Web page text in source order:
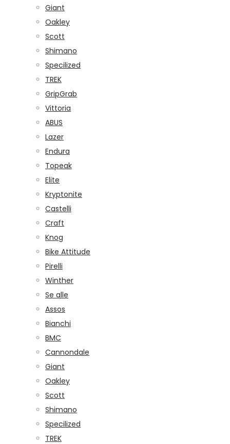
Giant
Oakley
Scott
Shimano
Specilized
TREK
GripGrab
Vittoria
ABUS
Lazer
Endura
Topeak
Elite
Kryptonite
Castelli
Craft
Knog
Bike Attitude
Pirelli
Winther
Se alle
Assos
Bianchi
BMC
Cannondale
Giant
Oakley
Scott
Shimano
Specilized
TREK